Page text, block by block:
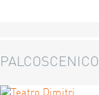
PALCOSCENICO